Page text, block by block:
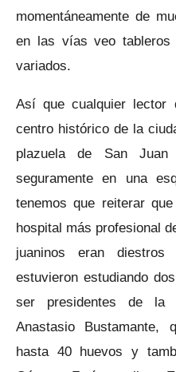
momentáneamente de
en las vías veo
variados.
Así que cualquier lector
centro histórico de la
plazuela de San
seguramente en una
tenemos que reiterar
hospital más profesional
juaninos eran
estuvieron estudiando
ser presidentes de la
Anastasio Bustamante,
hasta 40 huevos y